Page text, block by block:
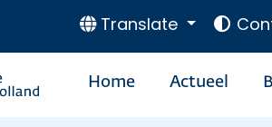
Translate
Home Actueel